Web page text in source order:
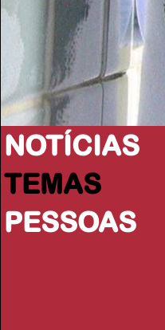
NOTÍCIAS
TEMAS
PESSOAS